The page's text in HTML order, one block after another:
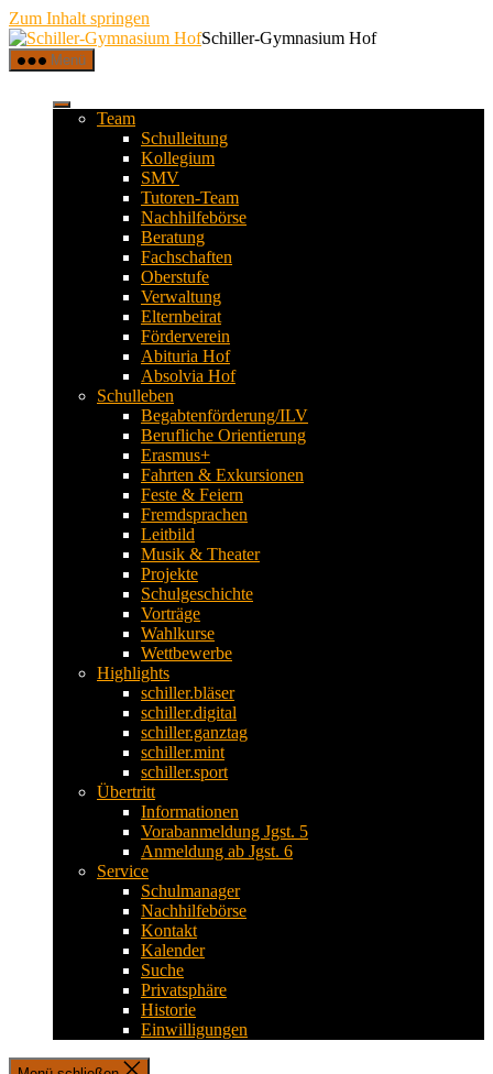
Zum Inhalt springen
Schiller-Gymnasium Hof
Menü
Team
Schulleitung
Kollegium
SMV
Tutoren-Team
Nachhilfebörse
Beratung
Fachschaften
Oberstufe
Verwaltung
Elternbeirat
Förderverein
Abituria Hof
Absolvia Hof
Schulleben
Begabtenförderung/ILV
Berufliche Orientierung
Erasmus+
Fahrten & Exkursionen
Feste & Feiern
Fremdsprachen
Leitbild
Musik & Theater
Projekte
Schulgeschichte
Vorträge
Wahlkurse
Wettbewerbe
Highlights
schiller.bläser
schiller.digital
schiller.ganztag
schiller.mint
schiller.sport
Übertritt
Informationen
Vorabanmeldung Jgst. 5
Anmeldung ab Jgst. 6
Service
Schulmanager
Nachhilfebörse
Kontakt
Kalender
Suche
Privatsphäre
Historie
Einwilligungen